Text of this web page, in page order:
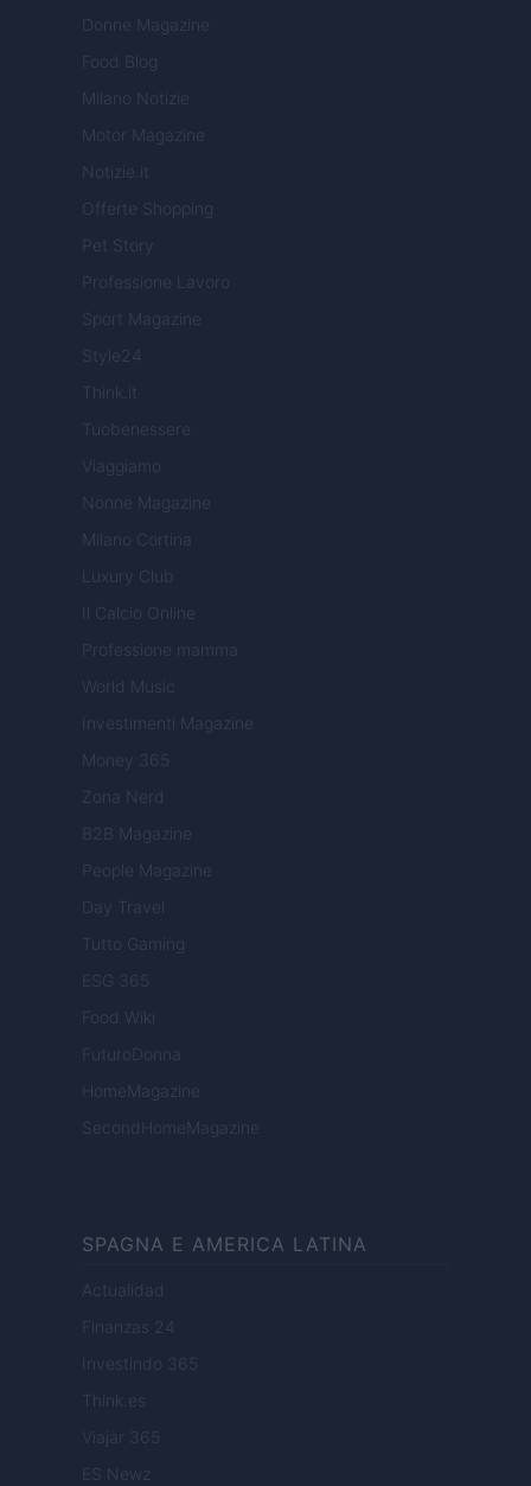
Donne Magazine
Food Blog
Milano Notizie
Motor Magazine
Notizie.it
Offerte Shopping
Pet Story
Professione Lavoro
Sport Magazine
Style24
Think.it
Tuobenessere
Viaggiamo
Nonne Magazine
Milano Cortina
Luxury Club
Il Calcio Online
Professione mamma
World Music
Investimenti Magazine
Money 365
Zona Nerd
B2B Magazine
People Magazine
Day Travel
Tutto Gaming
ESG 365
Food Wiki
FuturoDonna
HomeMagazine
SecondHomeMagazine
SPAGNA E AMERICA LATINA
Actualidad
Finanzas 24
Investindo 365
Think.es
Viajar 365
ES Newz